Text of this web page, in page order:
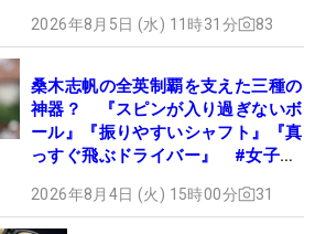
2026年8月5日 (水) 11時31分 83
桑木志帆の全英制覇を支えた三種の
神器？ 『スピンが入り過ぎないボ
ール』『振りやすいシャフト』『真
っすぐ飛ぶドライバー』 #女子プ
2026年8月4日 (火) 15時00分 31